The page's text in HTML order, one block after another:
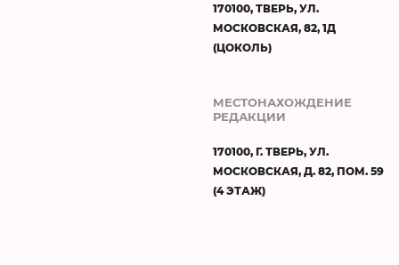
170100, ТВЕРЬ, УЛ.
МОСКОВСКАЯ, 82, 1Д
(ЦОКОЛЬ)
МЕСТОНАХОЖДЕНИЕ
РЕДАКЦИИ
170100, Г. ТВЕРЬ, УЛ.
МОСКОВСКАЯ, Д. 82, ПОМ. 59
(4 ЭТАЖ)